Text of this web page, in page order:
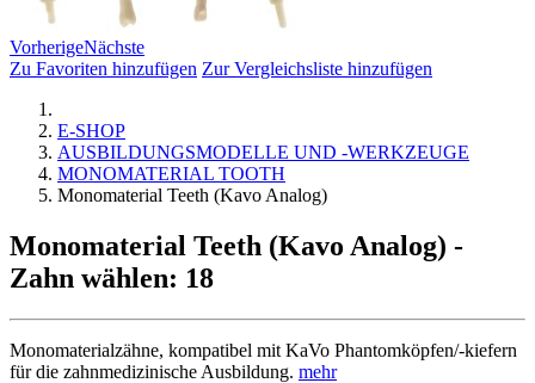
VorherigeNächste
Zu Favoriten hinzufügen Zur Vergleichsliste hinzufügen
E-SHOP
AUSBILDUNGSMODELLE UND -WERKZEUGE
MONOMATERIAL TOOTH
Monomaterial Teeth (Kavo Analog)
Monomaterial Teeth (Kavo Analog) -
Zahn wählen: 18
Monomaterialzähne, kompatibel mit KaVo Phantomköpfen/-kiefern
für die zahnmedizinische Ausbildung. mehr